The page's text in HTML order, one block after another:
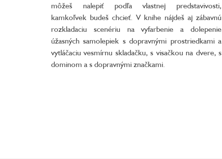
môžeš nalepiť podľa vlastnej predstavivosti,
kamkoľvek budeš chcieť. V knihe nájdeš aj zábavnú
rozkladaciu scenériu na vyfarbenie a dolepenie
úžasných samolepiek s dopravnými prostriedkami a
vytláčaciu vesmírnu skladačku, s visačkou na dvere, s
dominom a s dopravnými značkami.